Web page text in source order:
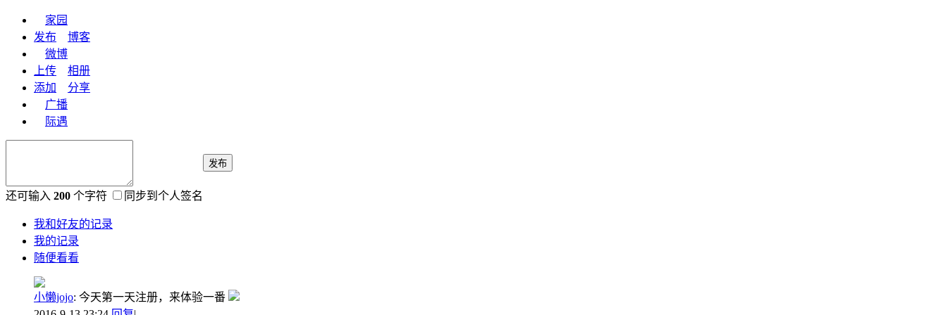
家园
发布
博客
微博
上传
相册
添加
分享
广播
际遇
发布
还可输入 200 个字符 同步到个人签名
我和好友的记录
我的记录
随便看看
小懒jojo: 今天第一天注册，来体验一番